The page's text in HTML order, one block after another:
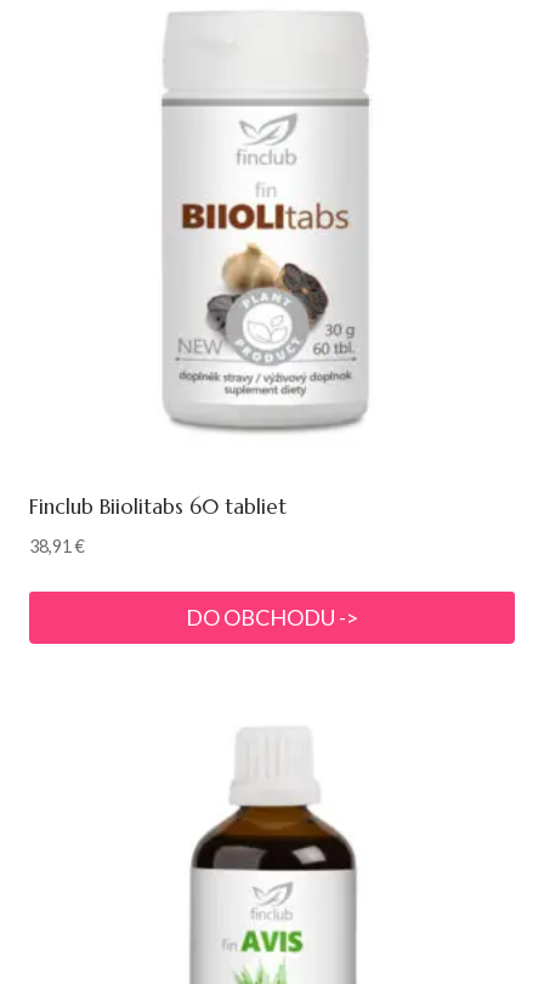
Finclub Biiolitabs 60 tabliet
38,91€
DO OBCHODU ->